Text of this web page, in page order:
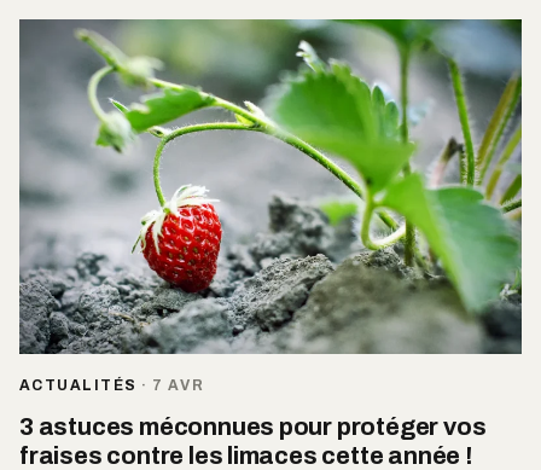
ACTUALITÉS · 7 AVR
3 astuces méconnues pour protéger vos
fraises contre les limaces cette année !